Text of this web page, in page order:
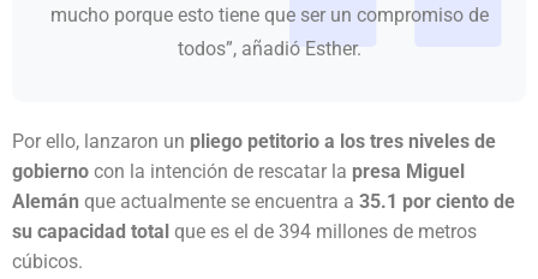
mucho porque esto tiene que ser un compromiso de
todos”, añadió Esther.
Por ello, lanzaron un pliego petitorio a los tres niveles de
gobierno con la intención de rescatar la presa Miguel
Alemán que actualmente se encuentra a 35.1 por ciento de
su capacidad total que es el de 394 millones de metros
cúbicos.